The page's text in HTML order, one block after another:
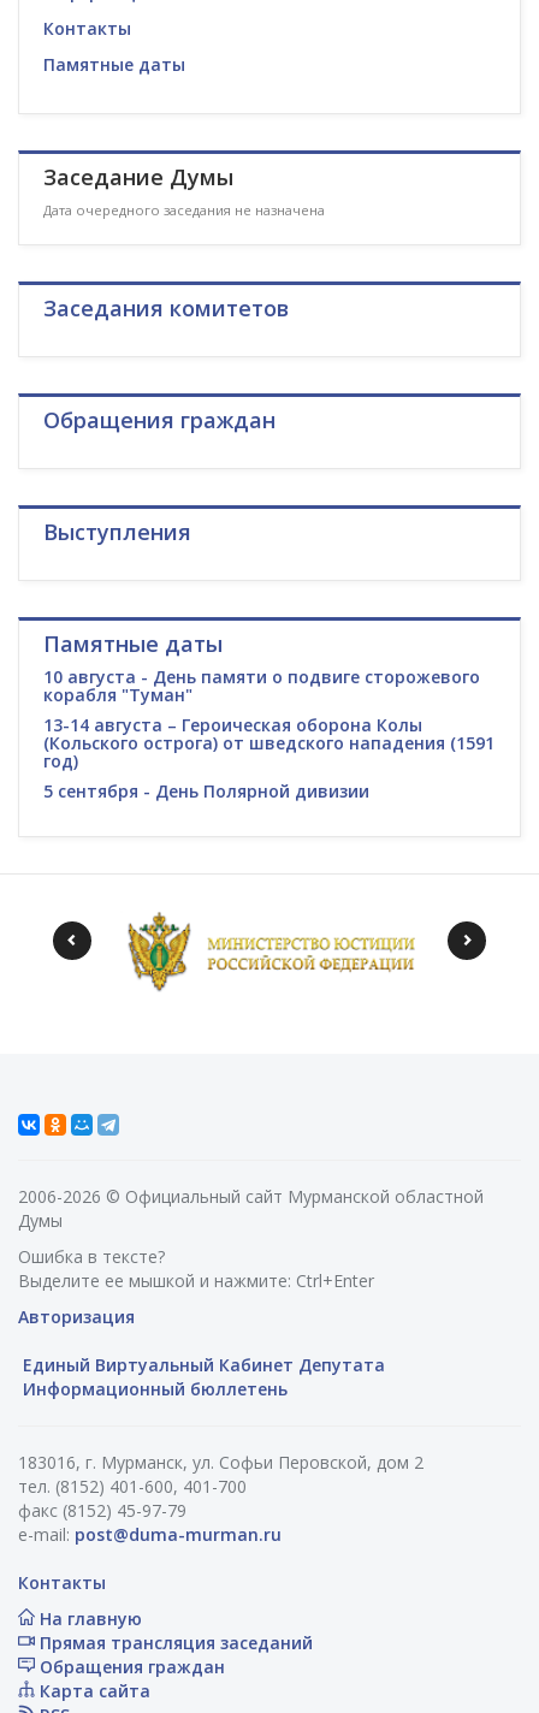
Контакты
Памятные даты
Заседание Думы
Дата очередного заседания не назначена
Заседания комитетов
Обращения граждан
Выступления
Памятные даты
10 августа - День памяти о подвиге сторожевого
корабля "Туман"
13-14 августа – Героическая оборона Колы
(Кольского острога) от шведского нападения (1591
год)
5 сентября - День Полярной дивизии
2006-2026 © Официальный сайт Мурманской областной
Думы
Ошибка в тексте?
Выделите ее мышкой и нажмите: Ctrl+Enter
Авторизация
Единый Виртуальный Кабинет Депутата
Информационный бюллетень
183016, г. Мурманск, ул. Софьи Перовской, дом 2
тел. (8152) 401-600, 401-700
факс (8152) 45-97-79
e-mail: post@duma-murman.ru
Контакты
На главную
Прямая трансляция заседаний
Обращения граждан
Карта сайта